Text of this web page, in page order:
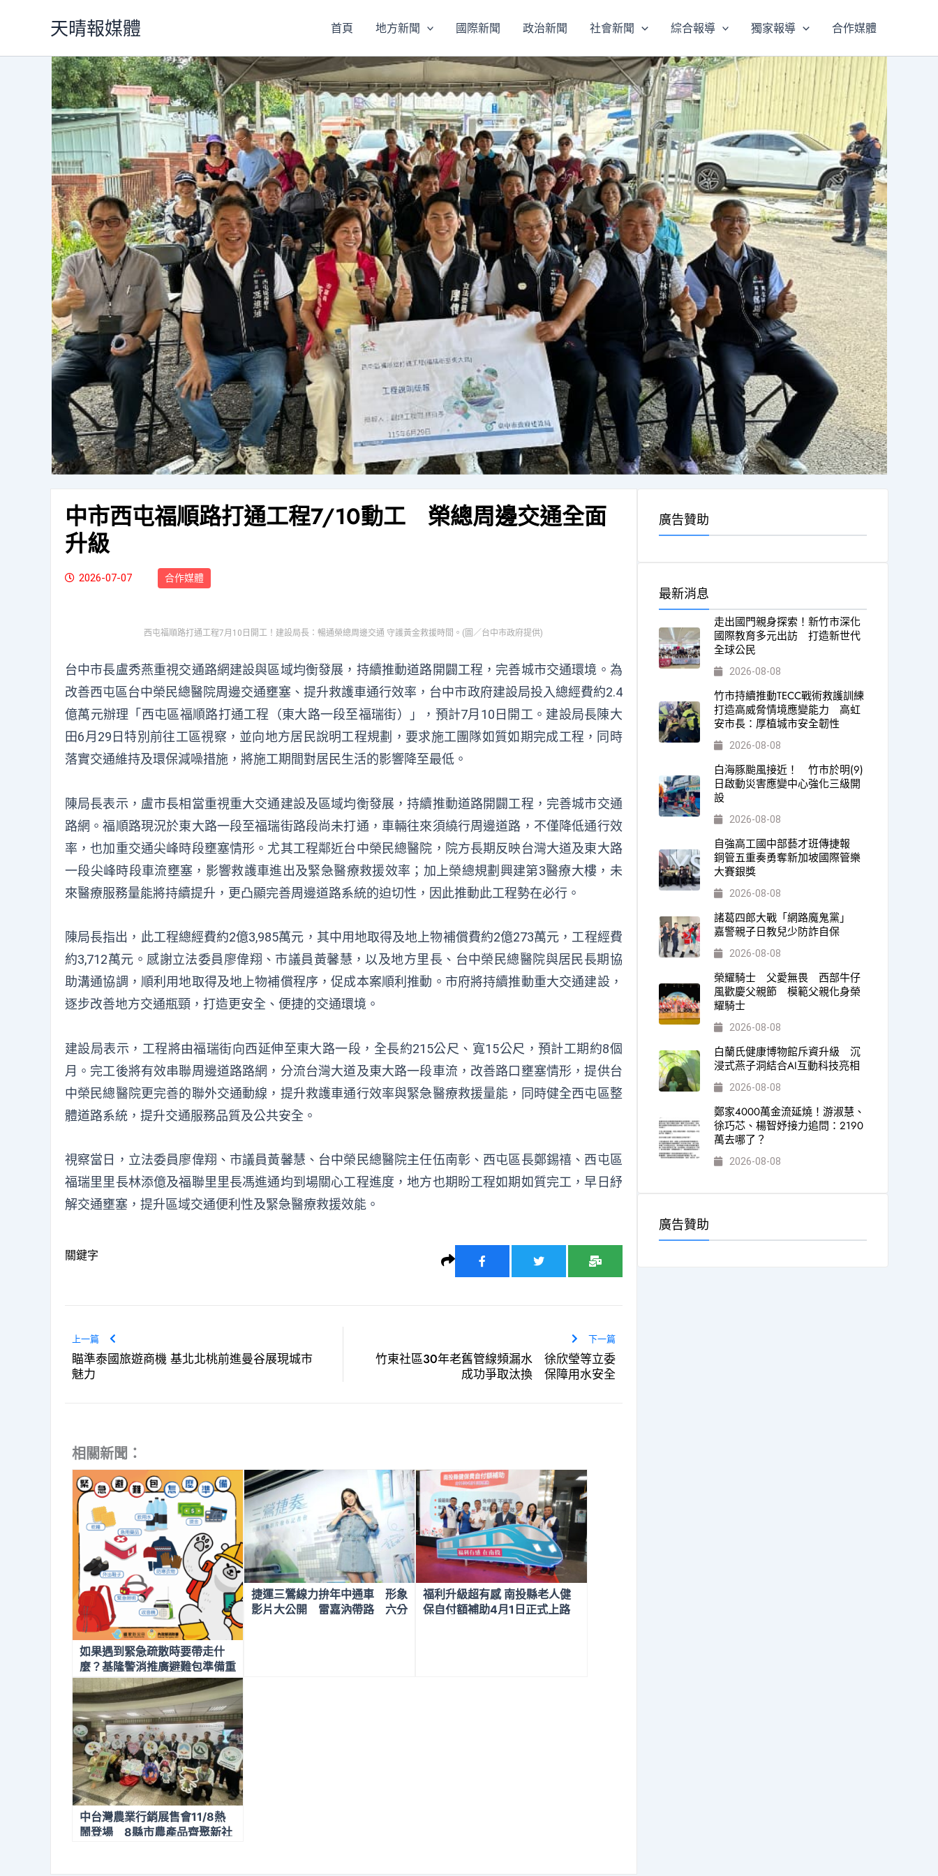
天晴報媒體 首頁 地方新聞 國際新聞 政治新聞 社會新聞 綜合報導 獨家報導 合作媒體
中市西屯福順路打通工程7/10動工 榮總周邊交通全面
升級
2026-07-07 合作媒體
西屯福順路打通工程7月10日開工！建設局長：暢通榮總周邊交通 守護黃金救援時間。(圖／台中市政府提供)
台中市長盧秀燕重視交通路網建設與區域均衡發展，持續推動道路開闢工程，完善城市交通環境。為
改善西屯區台中榮民總醫院周邊交通壅塞、提升救護車通行效率，台中市政府建設局投入總經費約2.4
億萬元辦理「西屯區福順路打通工程（東大路一段至福瑞街）」，預計7月10日開工。建設局長陳大
田6月29日特別前往工區視察，並向地方居民說明工程規劃，要求施工團隊如質如期完成工程，同時
落實交通維持及環保減噪措施，將施工期間對居民生活的影響降至最低。
陳局長表示，盧市長相當重視重大交通建設及區域均衡發展，持續推動道路開闢工程，完善城市交通
路網。福順路現況於東大路一段至福瑞街路段尚未打通，車輛往來須繞行周邊道路，不僅降低通行效
率，也加重交通尖峰時段壅塞情形。尤其工程鄰近台中榮民總醫院，院方長期反映台灣大道及東大路
一段尖峰時段車流壅塞，影響救護車進出及緊急醫療救援效率；加上榮總規劃興建第3醫療大樓，未
來醫療服務量能將持續提升，更凸顯完善周邊道路系統的迫切性，因此推動此工程勢在必行。
陳局長指出，此工程總經費約2億3,985萬元，其中用地取得及地上物補償費約2億273萬元，工程經費
約3,712萬元。感謝立法委員廖偉翔、市議員黃馨慧，以及地方里長、台中榮民總醫院與居民長期協
助溝通協調，順利用地取得及地上物補償程序，促成本案順利推動。市府將持續推動重大交通建設，
逐步改善地方交通瓶頸，打造更安全、便捷的交通環境。
建設局表示，工程將由福瑞街向西延伸至東大路一段，全長約215公尺、寬15公尺，預計工期約8個
月。完工後將有效串聯周邊道路路網，分流台灣大道及東大路一段車流，改善路口壅塞情形，提供台
中榮民總醫院更完善的聯外交通動線，提升救護車通行效率與緊急醫療救援量能，同時健全西屯區整
體道路系統，提升交通服務品質及公共安全。
視察當日，立法委員廖偉翔、市議員黃馨慧、台中榮民總醫院主任伍南彰、西屯區長鄭錫禧、西屯區
福瑞里里長林添億及福聯里里長馮進通均到場關心工程進度，地方也期盼工程如期如質完工，早日紓
解交通壅塞，提升區域交通便利性及緊急醫療救援效能。
關鍵字
上一篇
瞄準泰國旅遊商機 基北北桃前進曼谷展現城市
魅力
下一篇
竹東社區30年老舊管線頻漏水 徐欣瑩等立委
成功爭取汰換 保障用水安全
相關新聞：
如果遇到緊急疏散時要帶走什
麼？基隆警消推廣避難包準備重
點
捷運三鶯線力拚年中通車 形象
影片大公開 雷嘉汭帶路 六分
福利升級超有感 南投縣老人健
保自付額補助4月1日正式上路
中台灣農業行銷展售會11/8熱
鬧登場 8縣市農產品齊聚新社
廣告贊助
最新消息
走出國門親身探索！新竹市深化
國際教育多元出訪 打造新世代
全球公民
2026-08-08
竹市持續推動TECC戰術救護訓練
打造高威脅情境應變能力 高虹
安市長：厚植城市安全韌性
2026-08-08
白海豚颱風接近！ 竹市於明(9)
日啟動災害應變中心強化三級開
設
2026-08-08
自強高工國中部藝才班傳捷報
銅管五重奏勇奪新加坡國際管樂
大賽銀獎
2026-08-08
諸葛四郎大戰「網路魔鬼黨」
嘉警親子日教兒少防詐自保
2026-08-08
榮耀騎士 父愛無畏 西部牛仔
風歡慶父親節 模範父親化身榮
耀騎士
2026-08-08
白蘭氏健康博物館斥資升級 沉
浸式燕子洞結合AI互動科技亮相
2026-08-08
鄭家4000萬金流延燒！游淑慧、
徐巧芯、楊智妤接力追問：2190
萬去哪了？
2026-08-08
廣告贊助